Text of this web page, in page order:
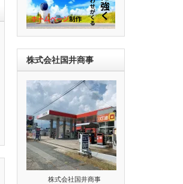
株式会社国井商事
株式会社国井商事